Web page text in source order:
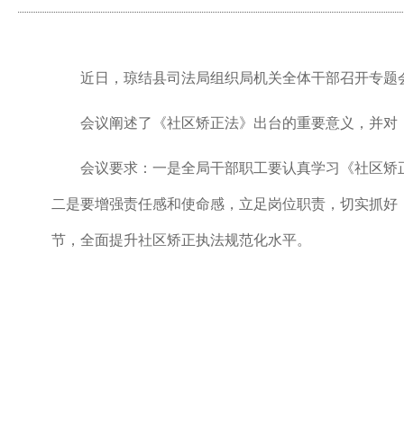
近日， 琼结县司法局组织局机关全体干部召开专题
会议阐述了《社区矫正法》出台的重要意义， 并对
会议要求： 一是全局干部职工要认真学习《社区
二是要增强责任感和使命感，立足岗位职责，切实抓
节，全面提升社区矫正执法规范化水平。